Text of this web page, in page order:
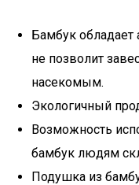
Бамбук обладает
не позволит
насекомым.
Экологичный
Возможность
бамбук людям
Подушка из